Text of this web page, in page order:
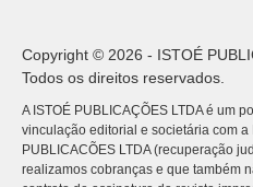
Copyright © 2026 - ISTOÉ
Todos os direitos reservados.
A ISTOÉ PUBLICAÇÕES LTDA é um
vinculação editorial e societária com a
PUBLICACÕES LTDA (recuperação
realizamos cobranças e que também